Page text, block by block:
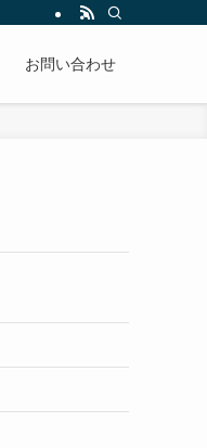
お問い合わせ